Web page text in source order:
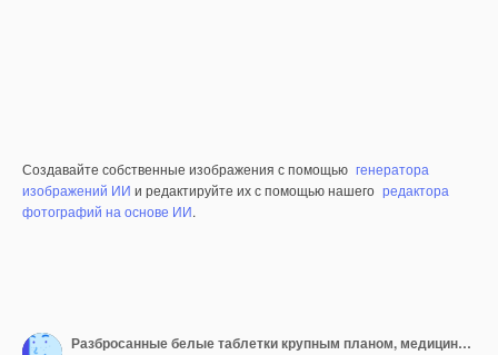
Создавайте собственные изображения с помощью генератора
изображений ИИ и редактируйте их с помощью нашего редактора
фотографий на основе ИИ.
Разбросанные белые таблетки крупным планом, медицинская концепция